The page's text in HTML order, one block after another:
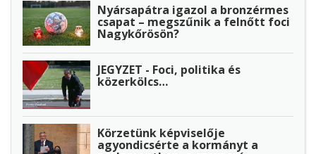
Nyársapátra igazol a bronzérmes
csapat – megszűnik a felnőtt foci
Nagykőrösön?
JEGYZET - Foci, politika és
közerkölcs…
Körzetünk képviselője
agyondicsérte a kormányt a